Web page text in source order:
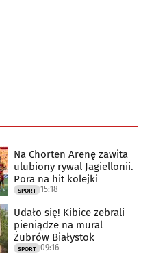
Na Chorten Arenę zawita
ulubiony rywal Jagiellonii.
Pora na hit kolejki
SPORT 15:18
Udało się! Kibice zebrali
pieniądze na mural
Żubrów Białystok
SPORT 09:16